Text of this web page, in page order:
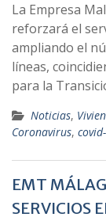
La Empresa
reforzará el
ampliando el
líneas,
para la
Noticias,
Coronavirus,
EMT
SERVICIOS